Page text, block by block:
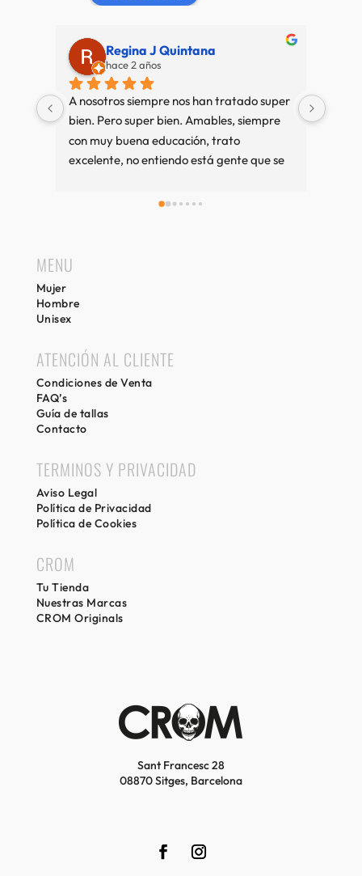
Regina J Quintana
hace 2 años
A nosotros siempre nos han tratado super
bien. Pero super bien. Amables, siempre
con muy buena educación, trato
excelente, no entiendo está gente que se
una visita imprescindible, si compramos
MENU
Mujer
Hombre
Unisex
ATENCIÓN AL CLIENTE
Condiciones de Venta
FAQ’s
Guía de tallas
Contacto
TERMINOS Y PRIVACIDAD
Aviso Legal
Política de Privacidad
Política de Cookies
CROM
Tu Tienda
Nuestras Marcas
CROM Originals
Sant Francesc 28
08870 Sitges, Barcelona